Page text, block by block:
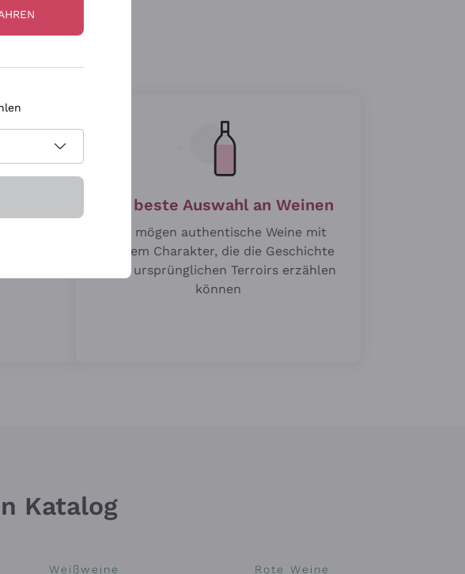
Die beste Auswahl an Weinen
Wir mögen authentische Weine mit
großem Charakter, die die Geschichte
ihrer ursprünglichen Terroirs erzählen
können
Katalog
Weißweine Rote Weine